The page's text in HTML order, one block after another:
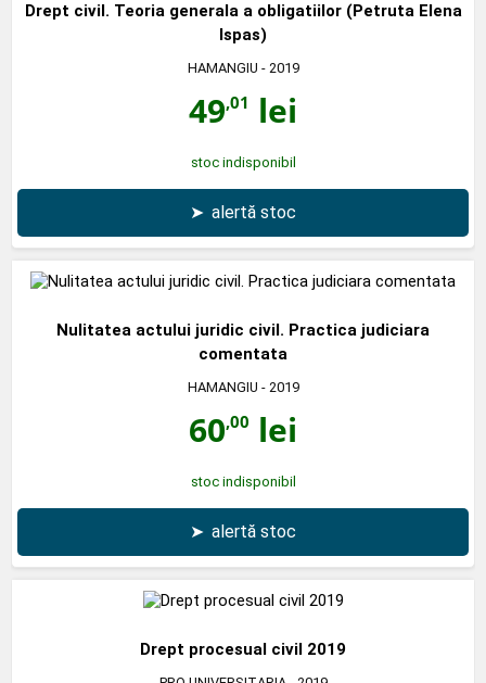
Drept civil. Teoria generala a obligatiilor (Petruta Elena
Ispas)
HAMANGIU - 2019
49,01 lei
stoc indisponibil
➤ alertă stoc
Nulitatea actului juridic civil. Practica judiciara
comentata
HAMANGIU - 2019
60,00 lei
stoc indisponibil
➤ alertă stoc
Drept procesual civil 2019